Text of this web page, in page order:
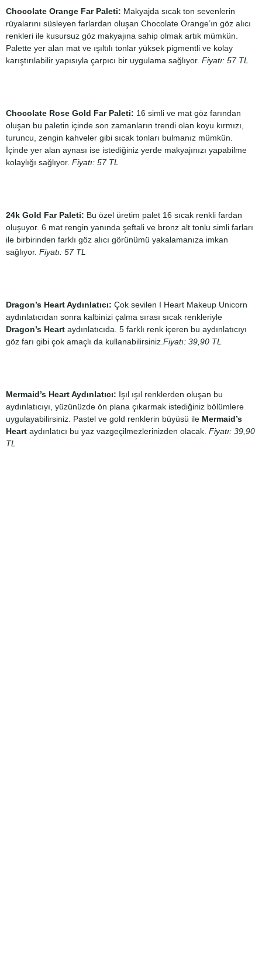
Chocolate Orange Far Paleti: Makyajda sıcak ton sevenlerin
rüyalarını süsleyen farlardan oluşan Chocolate Orange’ın göz alıcı
renkleri ile kusursuz göz makyajına sahip olmak artık mümkün.
Palette yer alan mat ve ışıltılı tonlar yüksek pigmentli ve kolay
karıştırılabilir yapısıyla çarpıcı bir uygulama sağlıyor. Fiyatı: 57 TL
Chocolate Rose Gold Far Paleti: 16 simli ve mat göz farından
oluşan bu paletin içinde son zamanların trendi olan koyu kırmızı,
turuncu, zengin kahveler gibi sıcak tonları bulmanız mümkün.
İçinde yer alan aynası ise istediğiniz yerde makyajınızı yapabilme
kolaylığı sağlıyor. Fiyatı: 57 TL
24k Gold Far Paleti: Bu özel üretim palet 16 sıcak renkli fardan
oluşuyor. 6 mat rengin yanında şeftali ve bronz alt tonlu simli farları
ile birbirinden farklı göz alıcı görünümü yakalamanıza imkan
sağlıyor. Fiyatı: 57 TL
Dragon’s Heart Aydınlatıcı: Çok sevilen I Heart Makeup Unicorn
aydınlatıcıdan sonra kalbinizi çalma sırası sıcak renkleriyle
Dragon’s Heart aydınlatıcıda. 5 farklı renk içeren bu aydınlatıcıyı
göz farı gibi çok amaçlı da kullanabilirsiniz. Fiyatı: 39,90 TL
Mermaid’s Heart Aydınlatıcı: Işıl ışıl renklerden oluşan bu
aydınlatıcıyı, yüzünüzde ön plana çıkarmak istediğiniz bölümlere
uygulayabilirsiniz. Pastel ve gold renklerin büyüsü ile Mermaid’s
Heart aydınlatıcı bu yaz vazgeçilmezlerinizden olacak. Fiyatı: 39,90
TL